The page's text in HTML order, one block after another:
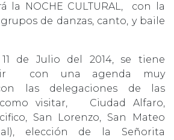
la NOCHE CULTURAL, con la
de danzas, canto, y baile
de Julio del 2014, se tiene
con una agenda muy
las delegaciones de las
visitar, Ciudad Alfaro,
San Lorenzo, San Mateo
elección de la Señorita